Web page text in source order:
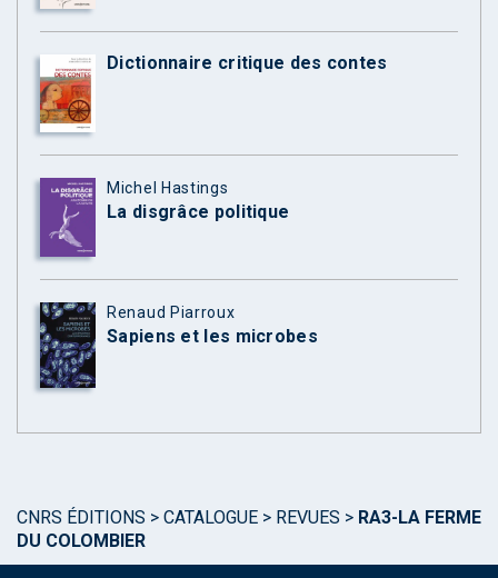
Dictionnaire critique des contes
Michel Hastings
La disgrâce politique
Renaud Piarroux
Sapiens et les microbes
CNRS ÉDITIONS > CATALOGUE > REVUES > RA3-LA FERME
DU COLOMBIER